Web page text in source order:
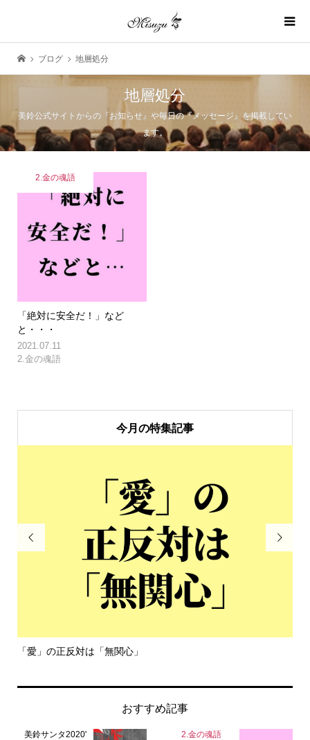
ブログ 地層処分
地層処分
美鈴公式サイトからの『お知らせ』や毎日の『メッセージ』を掲載してい
ます。
2.金の魂語
「絶対に安全だ！」など
と・・・
2021.07.11
2.金の魂語
今月の特集記事

「愛」の正反対は「無関心」

おすすめ記事
美鈴サンタ2020' 2.金の魂語